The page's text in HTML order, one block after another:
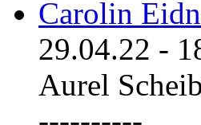
Carolin
29.04.22 -
Aurel